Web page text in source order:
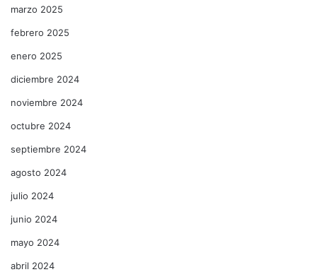
marzo 2025
febrero 2025
enero 2025
diciembre 2024
noviembre 2024
octubre 2024
septiembre 2024
agosto 2024
julio 2024
junio 2024
mayo 2024
abril 2024